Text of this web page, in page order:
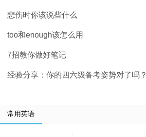
悲伤时你该说些什么
too和enough该怎么用
7招教你做好笔记
经验分享：你的四六级备考姿势对了吗？
常用英语